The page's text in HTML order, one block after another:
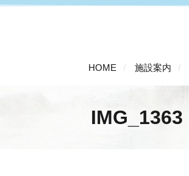
HOME 施設案内
IMG_1363